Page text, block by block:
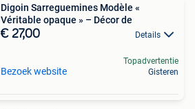
Digoin Sarreguemines Modèle «
Véritable opaque » – Décor de
€ 27,00 Details
Bezoek website
Topadvertentie
Gisteren